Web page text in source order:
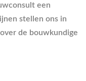
een
stellen ons in
de bouwkundige